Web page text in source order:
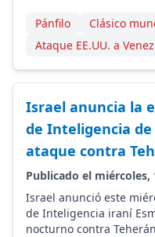
Pánfilo
Clásico
Ataque EE.UU. a
Israel anuncia la
de Inteligencia
ataque contra
Publicado el miércoles,
Israel anunció este
de Inteligencia iraní
nocturno contra